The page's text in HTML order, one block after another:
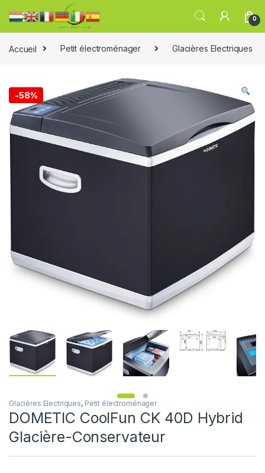
0
Accueil Petit électroménager Glacières Electriques
-58%
Glacières Electriques, Petit électroménager
DOMETIC CoolFun CK 40D Hybrid
Glacière-Conservateur